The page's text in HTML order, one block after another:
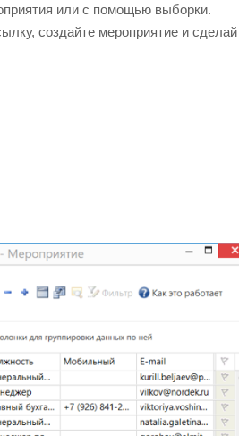
или с помощью выборки.
создайте мероприятие и